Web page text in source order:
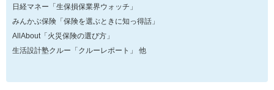
日経マネー「生保損保業界ウォッチ」
みんかぶ保険「保険を選ぶときに知っ得話」
AllAbout「火災保険の選び方」
生活設計塾クルー「クルーレポート」 他